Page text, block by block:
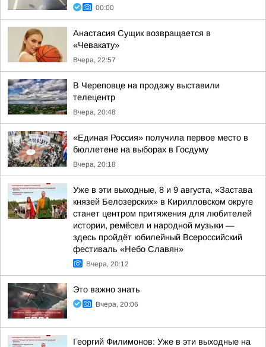
00:00
Анастасия Сущик возвращается в
«Чевакату»
Вчера, 22:57
В Череповце на продажу выставили
телецентр
Вчера, 20:48
«Единая Россия» получила первое место в
бюллетене на выборах в Госдуму
Вчера, 20:18
Уже в эти выходные, 8 и 9 августа, «Застава
князей Белозерских» в Кирилловском округе
станет центром притяжения для любителей
истории, ремёсел и народной музыки —
здесь пройдёт юбилейный Всероссийский
фестиваль «Небо Славян»
Вчера, 20:12
Это важно знать
Вчера, 20:06
Георгий Филимонов: Уже в эти выходные на